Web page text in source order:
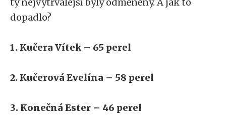
dopadlo?
1. Kučera Vítek – 65 perel
2. Kučerová Evelína – 58 perel
3. Konečná Ester – 46 perel